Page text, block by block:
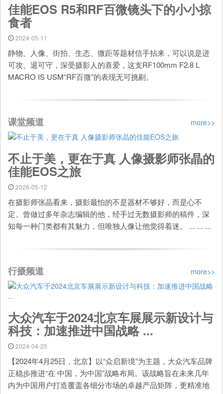
佳能EOS R5和RF百微镜头下的小小掠
食者
2024-05-11
静物、人像、街拍、生态、微距等题材信手拈来，可以说是进
可攻、退可守，深受摄影人的喜爱，这支RF100mm F2.8 L
MACRO IS USM“RF百微”的表现无可挑剔。
课堂频道 more>>
不止于美，更在于真 人像摄影师张晶的
佳能EOS之旅
2026-05-12
在摄影师张晶看来，摄影最怕的不是器材不够好，而是心不
定。曾做过多年杂志编辑的他，经手过无数摄影师的稿件，深
知每一种门类都有其魅力，但唯独人像让他觉得着迷。 ... ... ...
行摄频道 more>>
大众汽车于2024北京车展展示新设计与
科技：加速推进中国战略 ...
2024-04-25
【2024年4月25日，北京】以“众启新境”为主题，大众汽车品牌
正稳步推进“在 中国，为中国”战略布局。该战略旨在未来几年
内为中国用户打造覆盖各细分市场的卓越产品矩阵，更精准地